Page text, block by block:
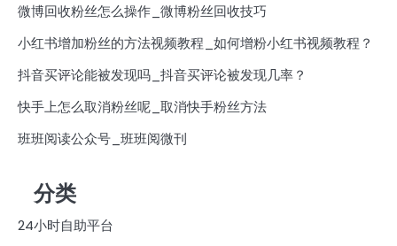
微博回收粉丝怎么操作_微博粉丝回收技巧
小红书增加粉丝的方法视频教程_如何增粉小红书视频教程？
抖音买评论能被发现吗_抖音买评论被发现几率？
快手上怎么取消粉丝呢_取消快手粉丝方法
班班阅读公众号_班班阅微刊
分类
24小时自助平台